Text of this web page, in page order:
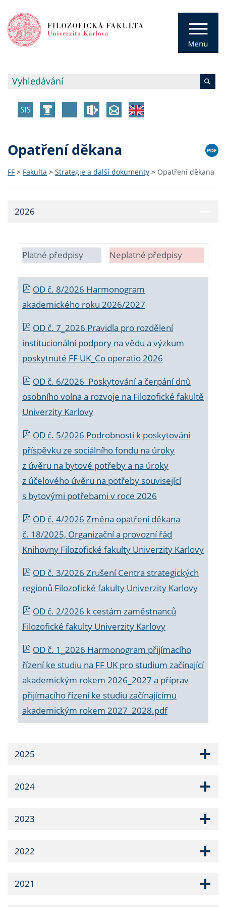
Opatření děkana
FF > Fakulta > Strategie a další dokumenty > Opatření děkana
2026
Platné předpisy Neplatné předpisy
OD č. 8/2026 Harmonogram
akademického roku 2026/2027
OD č. 7_2026 Pravidla pro rozdělení
institucionální podpory na vědu a výzkum
poskytnuté FF UK_Co operatio 2026
OD č. 6/2026 Poskytování a čerpání dnů
osobního volna a rozvoje na Filozofické fakultě
Univerzity Karlovy
OD č. 5/2026 Podrobnosti k poskytování
příspěvku ze sociálního fondu na úroky
z úvěru na bytové potřeby a na úroky
z účelového úvěru na potřeby související
s bytovými potřebami v roce 2026
OD č. 4/2026 Změna opatření děkana
č. 18/2025, Organizační a provozní řád
Knihovny Filozofické fakulty Univerzity Karlovy
OD č. 3/2026 Zrušení Centra strategických
regionů Filozofické fakulty Univerzity Karlovy
OD č. 2/2026 k cestám zaměstnanců
Filozofické fakulty Univerzity Karlovy
OD č. 1_2026 Harmonogram přijímacího
řízení ke studiu na FF UK pro studium začínající
akademickým rokem 2026_2027 a příprav
přijímacího řízení ke studiu začínajícímu
akademickým rokem 2027_2028.pdf
2025
2024
2023
2022
2021